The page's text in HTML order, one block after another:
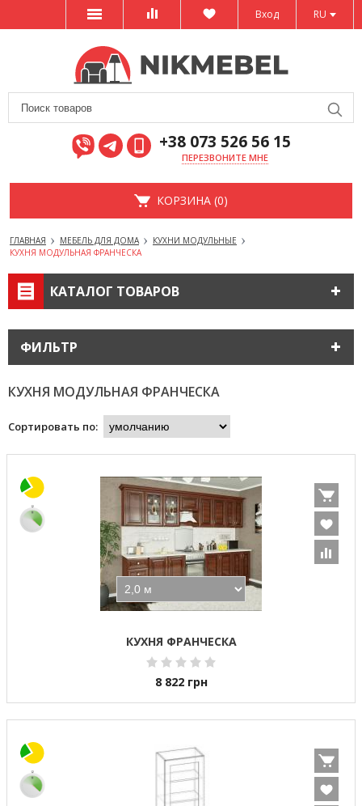
RU
Вход
+38 073 526 56 15
ПЕРЕЗВОНИТЕ МНЕ
КОРЗИНА (0)
ГЛАВНАЯ МЕБЕЛЬ ДЛЯ ДОМА
КУХНИ МОДУЛЬНЫЕ
КУХНЯ МОДУЛЬНАЯ ФРАНЧЕСКА
КАТАЛОГ ТОВАРОВ
ФИЛЬТР
КУХНЯ МОДУЛЬНАЯ ФРАНЧЕСКА
Сортировать по:
КУХНЯ ФРАНЧЕСКА
8 822 грн